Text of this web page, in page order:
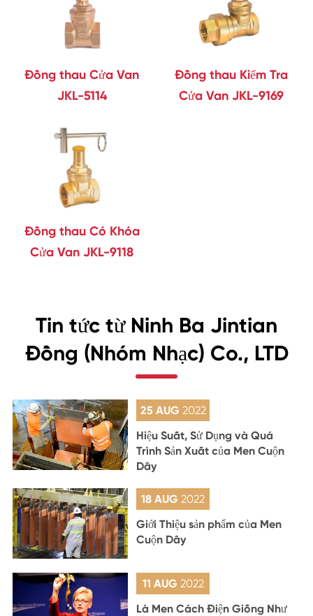
Đồng thau Cửa Van
JKL-5114
Đồng thau Kiểm Tra
Cửa Van JKL-9169
Đồng thau Có Khóa
Cửa Van JKL-9118
Tin tức từ Ninh Ba Jintian
Đồng (Nhóm Nhạc) Co., LTD
25 AUG 2022
Hiệu Suất, Sử Dụng và Quá
Trình Sản Xuất của Men Cuộn
Dây
18 AUG2022
Giới Thiệu sản phẩm của Men
Cuộn Dây
11 AUG 2022
Là Men Cách Điện Giống Như